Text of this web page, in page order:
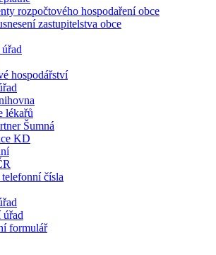
rozpočtového hospodaření obce
zastupitelstva obce
hospodářství
lékařů
Šumná
KD
čísla
úřad
formulář